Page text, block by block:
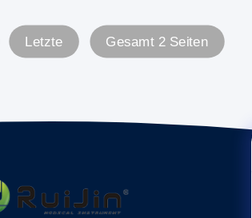
Letzte Gesamt 2 Seiten